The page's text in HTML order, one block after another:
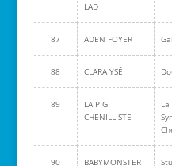
LAD
87 ADEN FOYER
88 CLARA YSÉ
89
LA PIG
CHENILLISTE
90 BABYMONSTER